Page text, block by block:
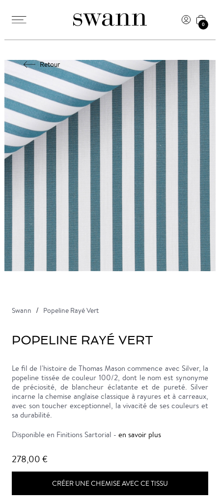
0
Retour
Swann Popeline Rayé Vert
POPELINE RAYÉ VERT
Le fil de l'histoire de Thomas Mason commence avec Silver, la
popeline tissée de couleur 100/2, dont le nom est synonyme
de préciosité, de blancheur éclatante et de pureté. Silver
incarne la chemise anglaise classique à rayures et à carreaux,
avec son toucher exceptionnel, la vivacité de ses couleurs et
sa durabilité.
Disponible en Finitions Sartorial - en savoir plus
278,00 €
CRÉER UNE CHEMISE AVEC CE TISSU